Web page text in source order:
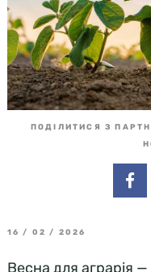
ПОДІЛИТИСЯ З
16 / 02 / 2026
Весна для аграрія